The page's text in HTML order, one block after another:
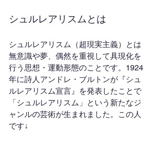
シュルレアリスムとは
シュルレアリスム（超現実主義）とは
無意識や夢、偶然を重視して具現化を
行う思想・運動形態のことです。1924
年に詩人アンドレ・ブルトンが『シュ
ルレアリスム宣言』を発表したことで
「シュルレアリスム」という新たなジ
ャンルの芸術が生まれました。この人
です↓